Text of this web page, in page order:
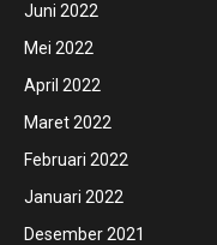
Juni 2022
Mei 2022
April 2022
Maret 2022
Februari 2022
Januari 2022
Desember 2021